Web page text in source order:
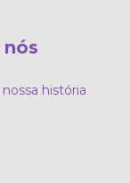
nós
história